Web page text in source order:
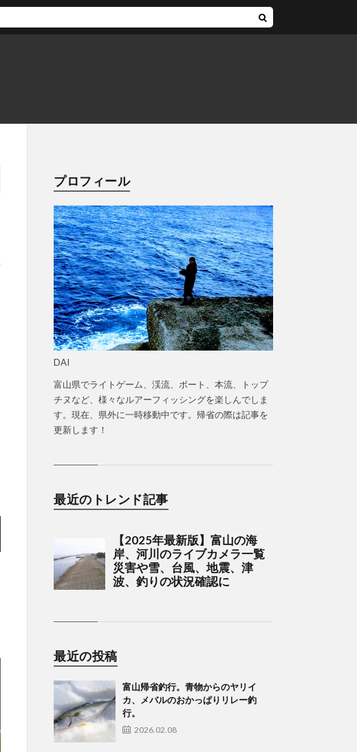
プロフィール
DAI
富山県でライトゲーム、渓流、ボート、本流、トップ
チヌなど、様々なルアーフィッシングを楽しんでしま
す。現在、県外に一時移動中です。帰省の際は記事を
更新します！
最近のトレンド記事
最近の投稿
富山帰省釣行。青物からのヤリイ
カ、メバルのおかっぱりリレー釣
行。
2026.02.08